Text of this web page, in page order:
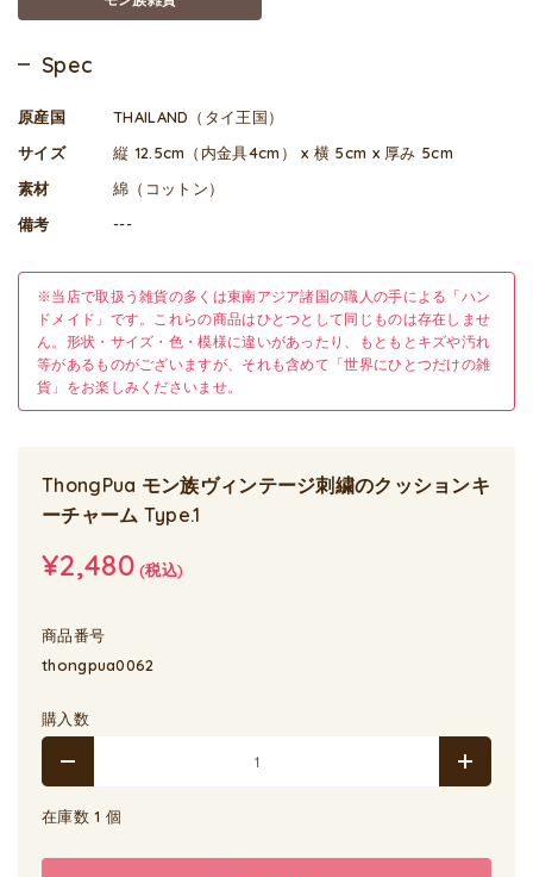
Spec
原産国
THAILAND（タイ王国）
サイズ
縦 12.5cm（内金具4cm） x 横 5cm x 厚み 5cm
素材
綿（コットン）
備考
---
※当店で取扱う雑貨の多くは東南アジア諸国の職人の手による「ハン
ドメイド」です。これらの商品はひとつとして同じものは存在しませ
ん。形状・サイズ・色・模様に違いがあったり、もともとキズや汚れ
等があるものがございますが、それも含めて「世界にひとつだけの雑
貨」をお楽しみくださいませ。
ThongPua モン族ヴィンテージ刺繍のクッションキ
ーチャーム Type.1
¥2,480(税込)
商品番号
thongpua0062
購入数
在庫数 1 個